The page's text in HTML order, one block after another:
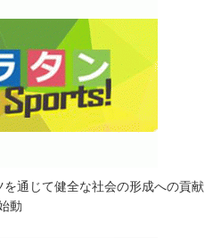
通じて健全な社会の形成への貢献
動